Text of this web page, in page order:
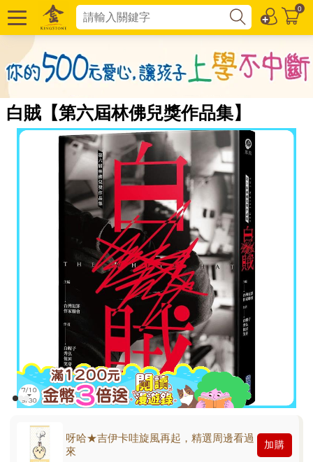
0
白賊【第六屆林佛兒獎作品集】
呀哈★吉伊卡哇旋風再起，精選周邊看過
來
加購